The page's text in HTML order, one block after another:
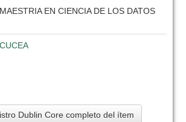
MAESTRIA EN CIENCIA DE LOS DATOS
CUCEA
Dublin Core completo del ítem